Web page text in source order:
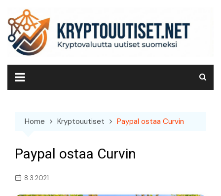
content
Home Kryptouutiset Paypal ostaa Curvin
Paypal ostaa Curvin
8.3.2021